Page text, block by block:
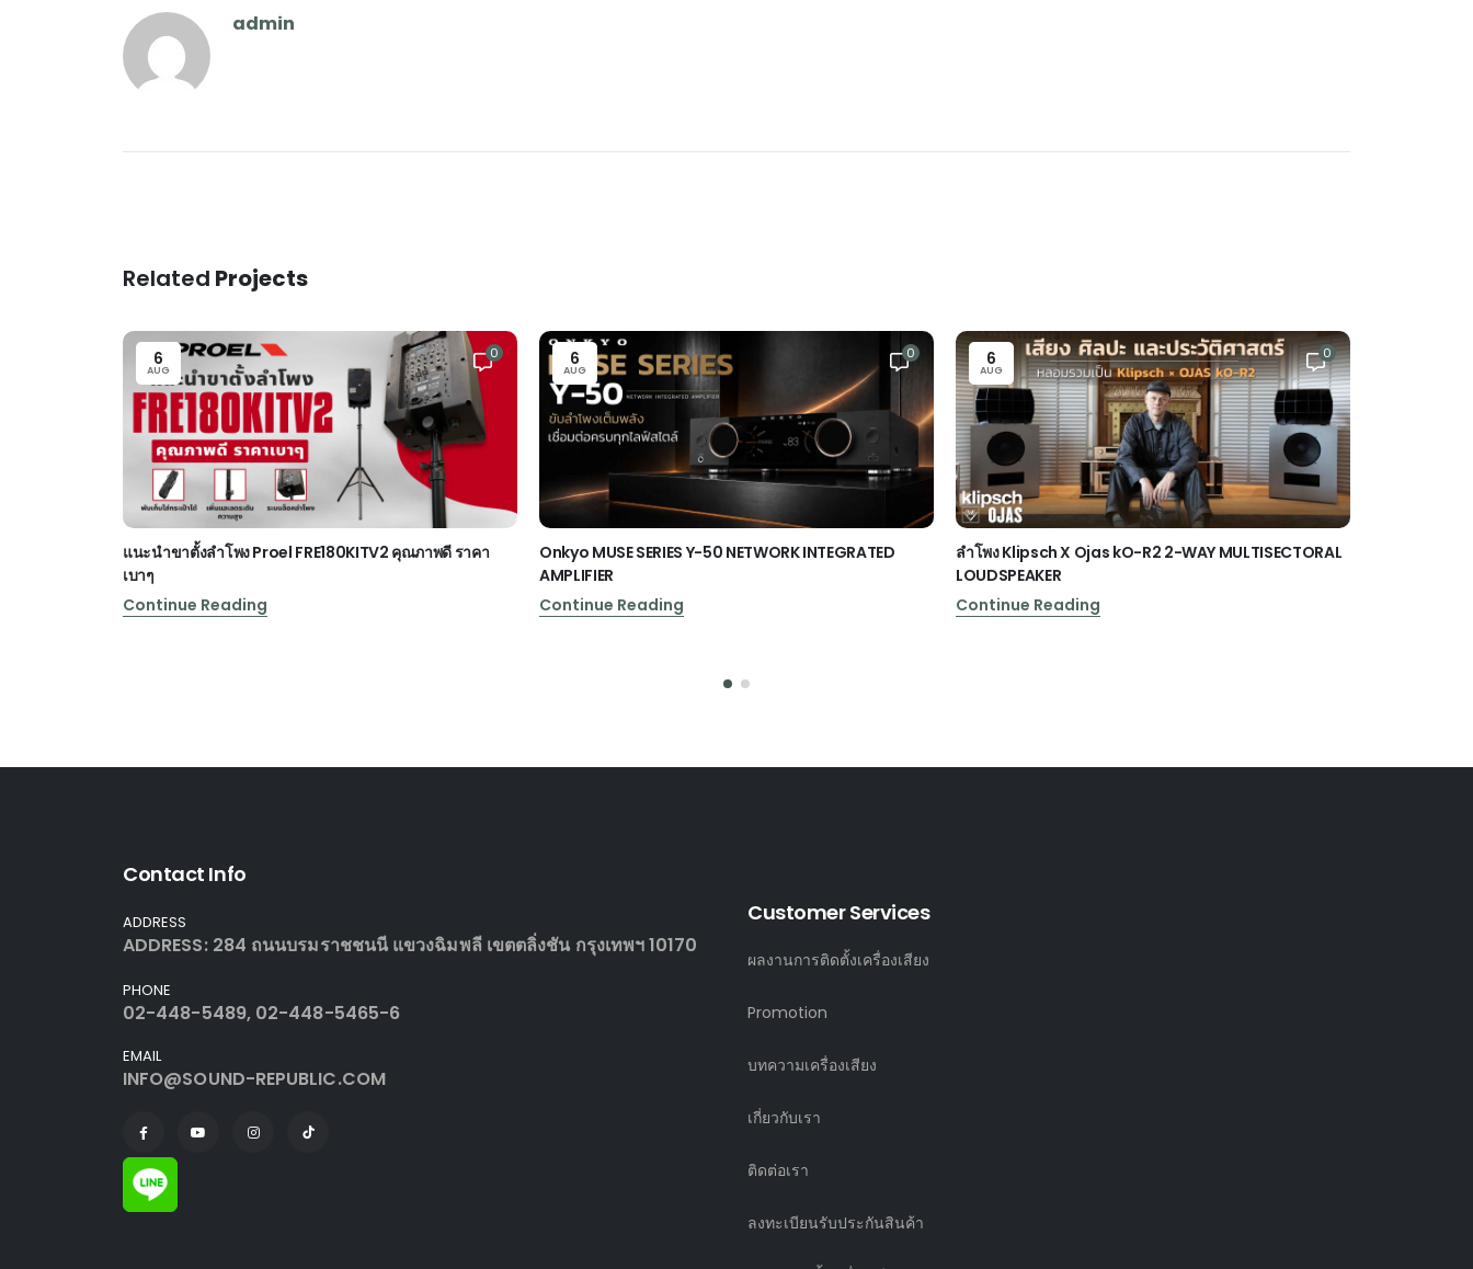
admin
Related Projects
6
AUG
0
แนะนำขาตั้งลำโพง Proel FRE180KITV2 คุณภาพดี ราคา
เบาๆ
Continue Reading
6
AUG
0
Onkyo MUSE SERIES Y-50 NETWORK INTEGRATED
AMPLIFIER
Continue Reading
6
AUG
0
ลำโพง Klipsch X Ojas kO-R2 2-WAY MULTISECTORAL
LOUDSPEAKER
Continue Reading
Contact Info
ADDRESS
ADDRESS: 284 ถนนบรมราชชนนี แขวงฉิมพลี เขตตลิ่งชัน กรุงเทพฯ 10170
PHONE
02-448-5489, 02-448-5465-6
EMAIL
INFO@SOUND-REPUBLIC.COM
Customer Services
ผลงานการติดตั้งเครื่องเสียง
Promotion
บทความเครื่องเสียง
เกี่ยวกับเรา
ติดต่อเรา
ลงทะเบียนรับประกันสินค้า